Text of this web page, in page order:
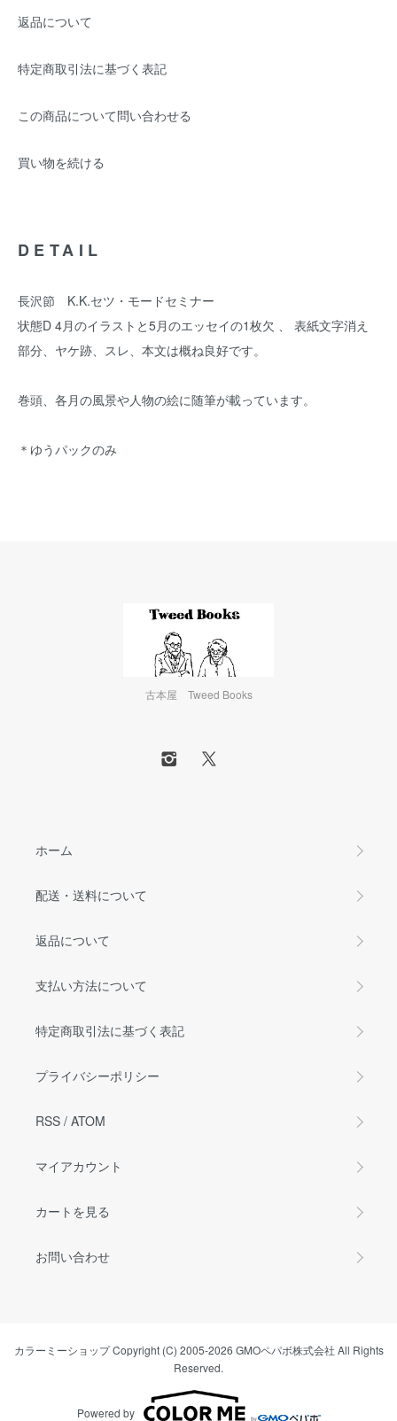
返品について
特定商取引法に基づく表記
この商品について問い合わせる
買い物を続ける
DETAIL
長沢節 K.K.セツ・モードセミナー
状態D 4月のイラストと5月のエッセイの1枚欠 、 表紙文字消え
部分、ヤケ跡、スレ、本文は概ね良好です。
巻頭、各月の風景や人物の絵に随筆が載っています。
＊ゆうパックのみ
古本屋 Tweed Books
ホーム
配送・送料について
返品について
支払い方法について
特定商取引法に基づく表記
プライバシーポリシー
RSS / ATOM
マイアカウント
カートを見る
お問い合わせ
カラーミーショップCopyright (C) 2005-2026 GMOペパボ株式会社 All Rights
Reserved.
Powered by